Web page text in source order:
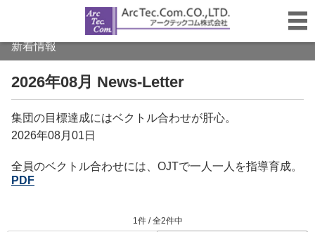
新着情報
2026年08月 News-Letter
集団の目標達成にはベクトル合わせが肝心。
2026年08月01日
全員のベクトル合わせには、OJTで一人一人を指導育成。
PDF
1件 / 全2件中